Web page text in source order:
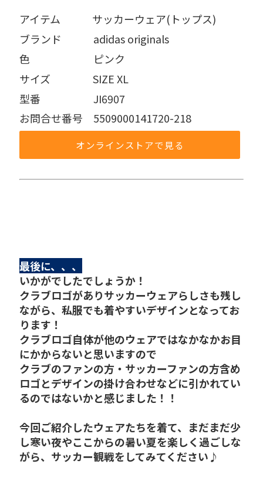
アイテム   サッカーウェア(トップス)
ブランド   adidas originals
色      ピンク
サイズ    SIZE XL
型番     JI6907
お問合せ番号 5509000141720-218
オンラインストアで見る
最後に、、、
いかがでしたでしょうか！
クラブロゴがありサッカーウェアらしさも残し
ながら、私服でも着やすいデザインとなってお
ります！
クラブロゴ自体が他のウェアではなかなかお目
にかからないと思いますので
クラブのファンの方・サッカーファンの方含め
ロゴとデザインの掛け合わせなどに引かれてい
るのではないかと感じました！！
今回ご紹介したウェアたちを着て、まだまだ少
し寒い夜やここからの暑い夏を楽しく過ごしな
がら、サッカー観戦をしてみてください♪